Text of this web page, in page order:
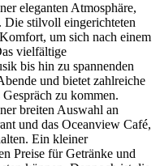
eleganten Atmosphäre,
Die stilvoll eingerichteten
um sich nach einem
vielfältige
bis hin zu spannenden
und bietet zahlreiche
zu kommen.
breiten Auswahl an
und das Oceanview Café,
Ein kleiner
Preise für Getränke und